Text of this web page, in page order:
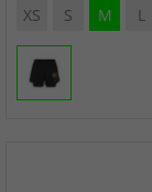
XS S M L